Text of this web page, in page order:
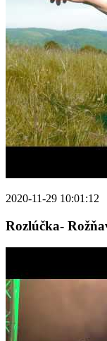
2020-11-29 10:01:12
Rozlúčka-